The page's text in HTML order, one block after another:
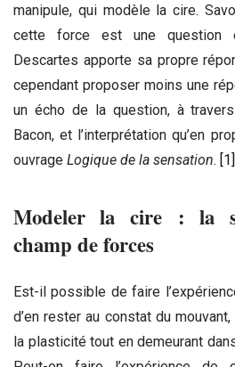
manipule, qui modèle la cire.
cette force est une question
Descartes apporte sa propre
cependant proposer moins une
un écho de la question, à
Bacon, et l’interprétation qu’en
ouvrage Logique de la sensation. [1]
Modeler la cire : la
champ de forces
Est-il possible de faire
d’en rester au constat du
la plasticité tout en demeurant